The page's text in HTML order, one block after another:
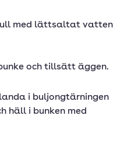
med lättsaltat vatten
och tillsätt äggen.
i buljongtärningen
häll i bunken med